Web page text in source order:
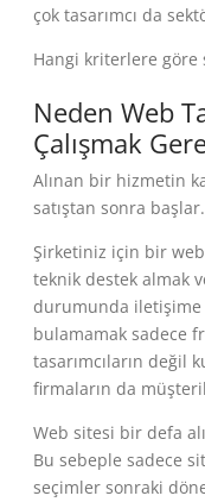
çok tasarımcı da
Hangi kriterlere göre
Neden Web
Çalışmak
Alınan bir hizmetin
satıştan sonra başlar.
Şirketiniz için bir web
teknik destek almak
durumunda
bulamamak sadece
tasarımcıların değil
firmaların da
Web sitesi bir defa
Bu sebeple sadece
seçimler sonraki